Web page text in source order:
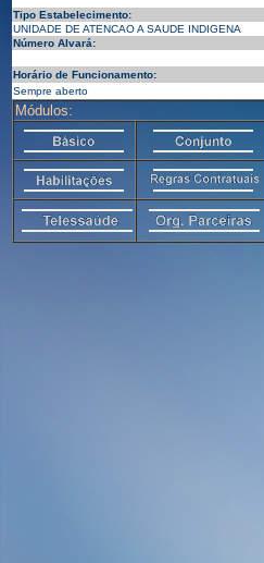
Tipo Estabelecimento:
UNIDADE DE ATENCAO A SAUDE INDIGENA
Número Alvará:
Horário de Funcionamento:
Sempre aberto
Módulos: